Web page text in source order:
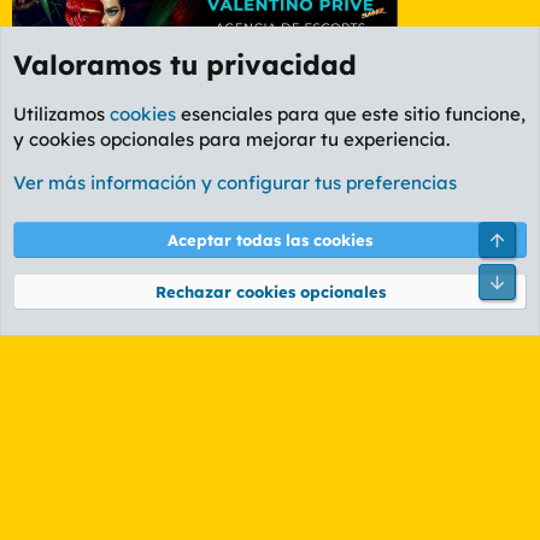
Foro General
Cookies
PL OLDSTYLE AMARILLO
Términos y reglas Política de privacidad Ayuda
Community platform by XenForo® © 2010-2026 XenForo Ltd.
Valoramos tu privacidad
Utilizamos cookies esenciales para que este sitio funcione,
y cookies opcionales para mejorar tu experiencia.
Ver más información y configurar tus preferencias
Aceptar todas las cookies
Rechazar cookies opcionales
Pie